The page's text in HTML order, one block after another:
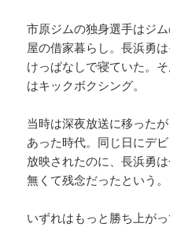
市原ジムの独身選手はジ
屋の借家暮らし。長浜勇
けっぱなしで寝ていた。
はキックボクシング。
当時は深夜放送に移った
あった時代。同じ日にデ
放映されたのに、長浜勇
無くて残念だったという。
いずれはもっと勝ち上が